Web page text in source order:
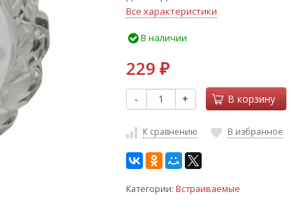
Все характеристики
В наличии
229 ₽
- + В корзину
К сравнению В избранное
Категории: Встраиваемые